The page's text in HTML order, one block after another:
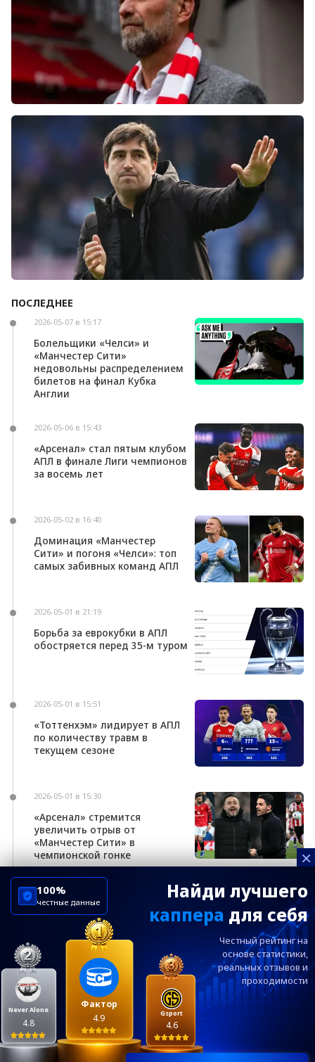
Болельщики «Ливерпуля» освистали команду
после ничьей с «Челси»
Андони Ираола может возглавить «Кристал
ПОСЛЕДНЕЕ
2026-05-07 в 15:17
Болельщики «Челси» и
«Манчестер Сити»
недовольны распределением
билетов на финал Кубка
Англии
2026-05-06 в 15:43
«Арсенал» стал пятым клубом
АПЛ в финале Лиги чемпионов
за восемь лет
2026-05-02 в 16:40
Доминация «Манчестер
Сити» и погоня «Челси»: топ
самых забивных команд АПЛ
2026-05-01 в 21:19
Борьба за еврокубки в АПЛ
обостряется перед 35-м туром
2026-05-01 в 15:51
«Тоттенхэм» лидирует в АПЛ
по количеству травм в
текущем сезоне
2026-05-01 в 15:30
«Арсенал» стремится
увеличить отрыв от
«Манчестер Сити» в
чемпионской гонке
×
Найди лучшего
каппера для себя
Честный рейтинг на
основе статистики,
реальныхотзывов и
проходимости
Фактор
4.9
Never Alone
4.8
Gsport
4.6
100%
честные данные
ChelseaBluesRu
ФК Челси
Посетителям
Информация
Ежевечерний дайджест главных новостей от
редакции ChelseaBlues.ru — подписывайтесь!